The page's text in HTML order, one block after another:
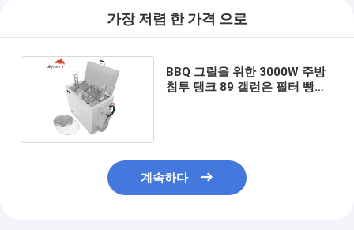
가장 저렴 한 가격 으로
BBQ 그릴을 위한 3000W 주방
침투 탱크 89 갤런은 필터 빵집
계속하다